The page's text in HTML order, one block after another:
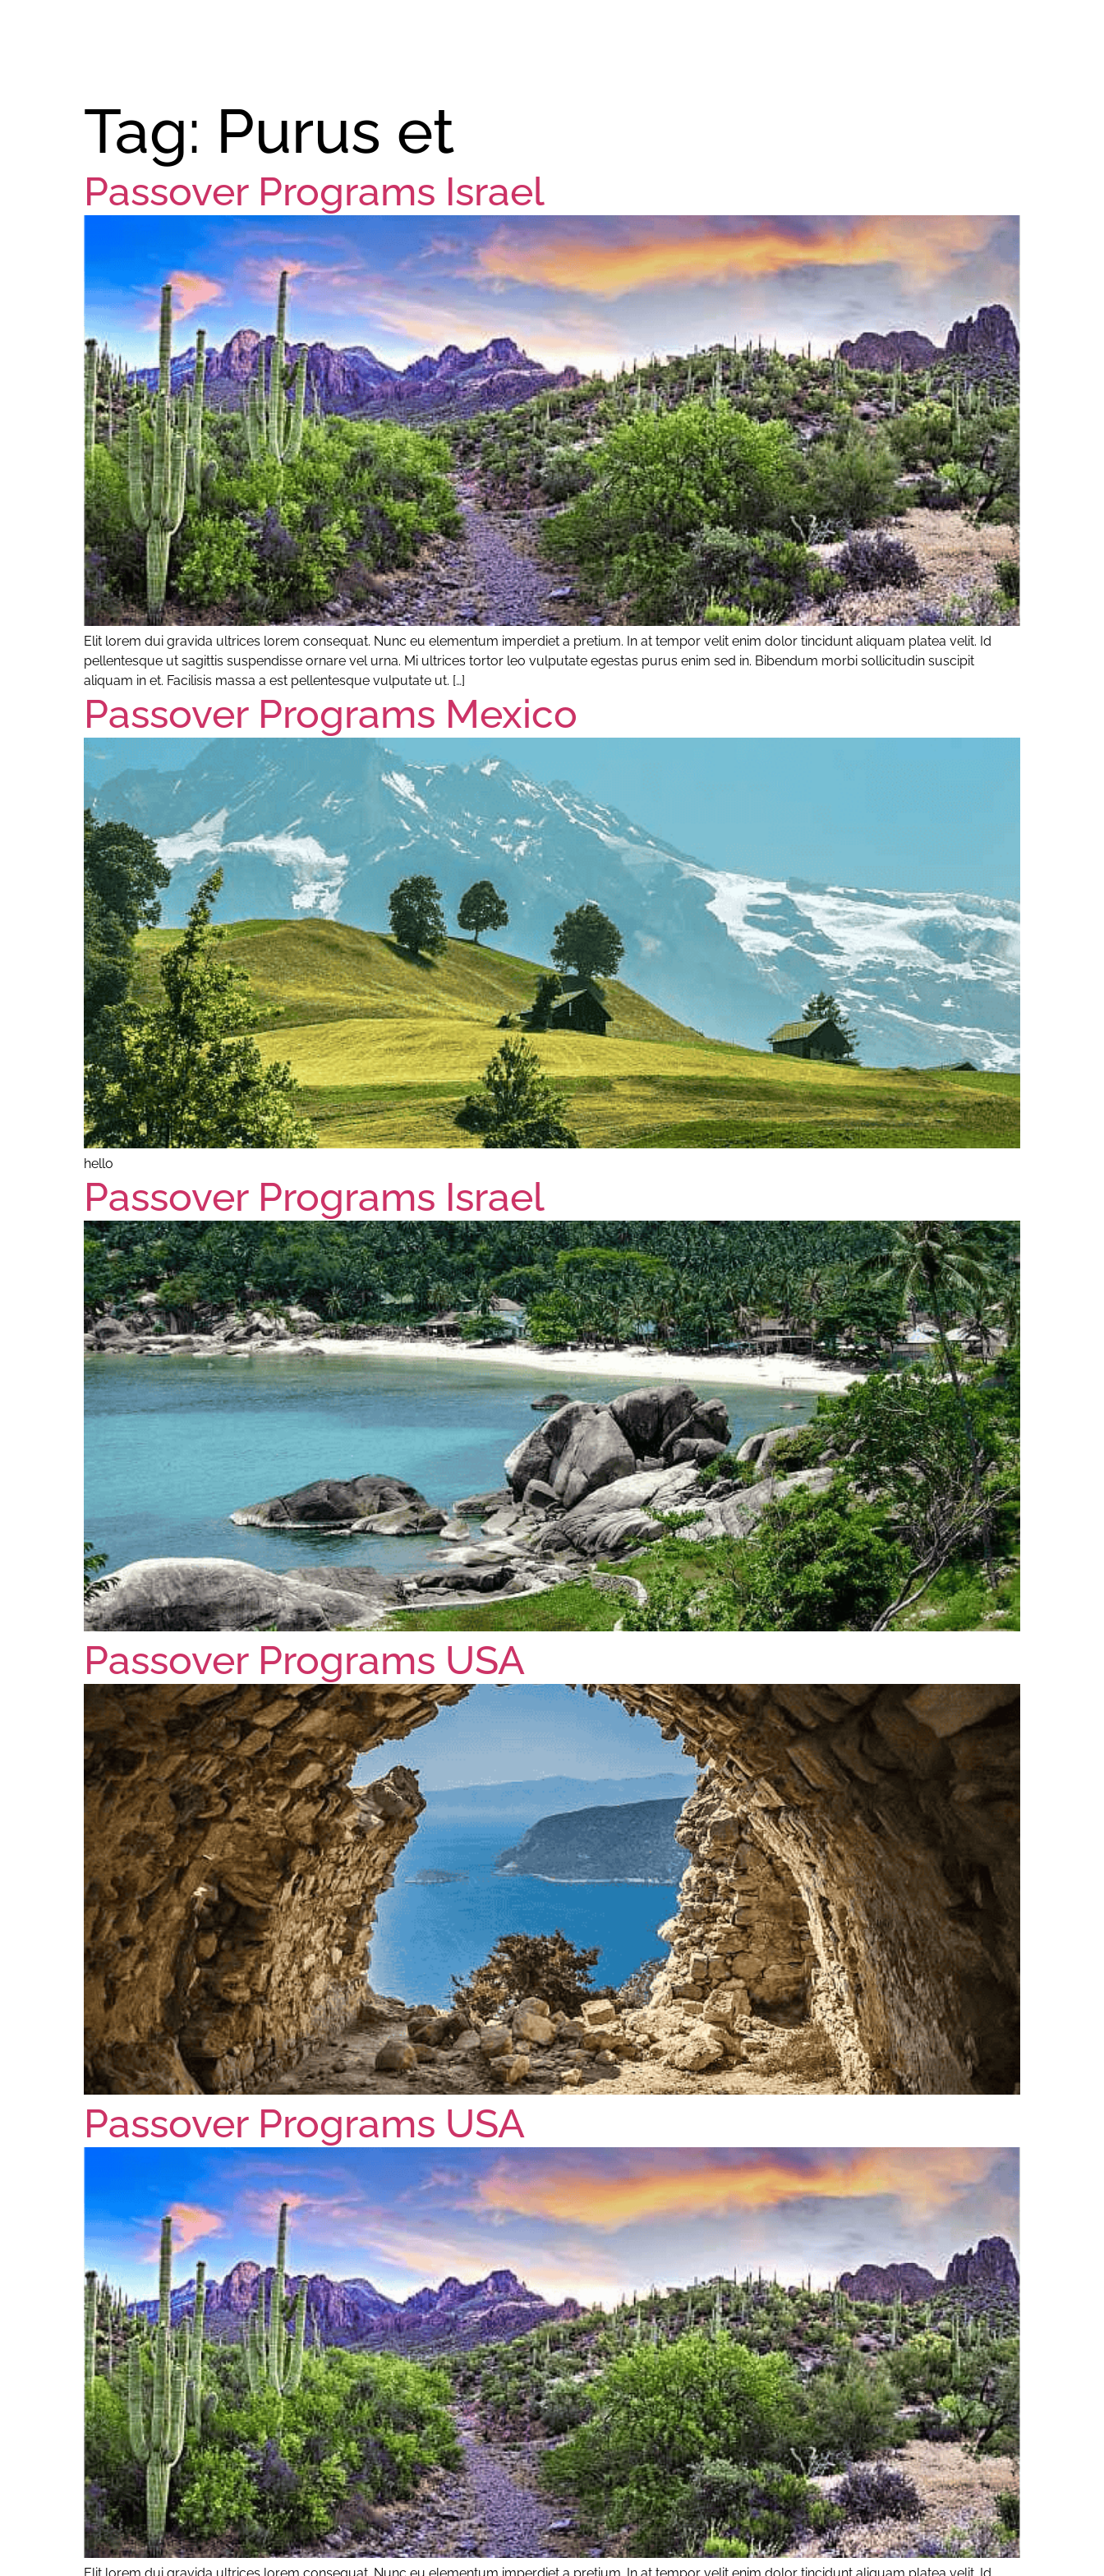
Tag: Purus et
Passover Programs Israel
Elit lorem dui gravida ultrices lorem consequat. Nunc eu elementum imperdiet a pretium. In at tempor velit enim dolor tincidunt aliquam platea velit. Id
pellentesque ut sagittis suspendisse ornare vel urna. Mi ultrices tortor leo vulputate egestas purus enim sed in. Bibendum morbi sollicitudin suscipit
aliquam in et. Facilisis massa a est pellentesque vulputate ut. […]
Passover Programs Mexico
hello
Passover Programs Israel
Passover Programs USA
Passover Programs USA